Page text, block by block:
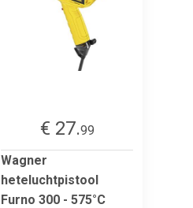
€ 27.99
Wagner
heteluchtpistool
Furno 300 - 575°C